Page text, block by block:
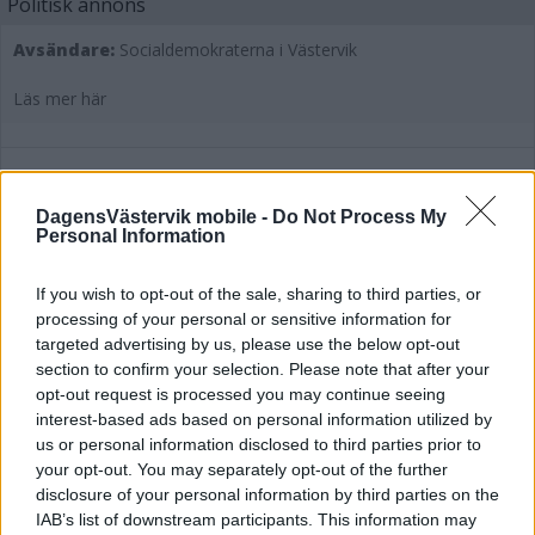
DagensVästervik mobile - Do Not Process My
Personal Information
If you wish to opt-out of the sale, sharing to third parties, or
processing of your personal or sensitive information for
targeted advertising by us, please use the below opt-out
section to confirm your selection. Please note that after your
opt-out request is processed you may continue seeing
interest-based ads based on personal information utilized by
us or personal information disclosed to third parties prior to
your opt-out. You may separately opt-out of the further
disclosure of your personal information by third parties on the
IAB’s list of downstream participants. This information may
Avsändare: Socialdemokraterna i Västervik
Läs mer här
Åklagaren: "Min bedömning är att det
KRIM 26 september 2025 14.50
EXTRA
EN GRIPEN EFTER MOSKÉBRANDEN I